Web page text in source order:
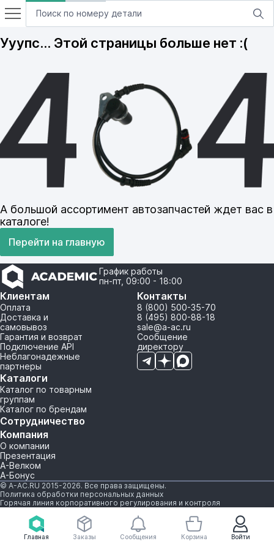
Главная Войти
Заказы Сообщения Корзина
Ууупс… Этой страницы больше нет :(
А большой ассортимент автозапчастей ждет вас в
каталоге!
Перейти на главную
График работы
пн-пт, 09:00 - 18:00
Клиентам
Оплата
Доставка и
самовывоз
Гарантия и возврат
Подключение API
Неблагонадежные
партнеры
Каталоги
Каталог по товарным
группам
Каталог по брендам
Сотрудничество
Компания
О компании
Презентация
А-Велком
А-Бонус
Контакты
8 (800) 500-35-70
8 (495) 800-88-18
sale@a-ac.ru
Сообщение
директору
© A-AC.RU 2015-2026. Все права защищены.
Политика обработки персональных данных
Горячая линия корпоративного регулирования и контроля